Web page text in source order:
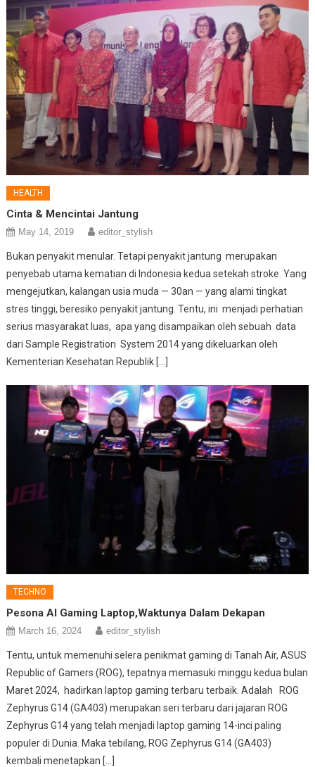
HEALTH
Cinta & Mencintai Jantung
May 14, 2019 editor_stylish
Bukan penyakit menular. Tetapi penyakit jantung merupakan
penyebab utama kematian di Indonesia kedua setekah stroke. Yang
mengejutkan, kalangan usia muda — 30an — yang alami tingkat
stres tinggi, beresiko penyakit jantung. Tentu, ini menjadi perhatian
serius masyarakat luas, apa yang disampaikan oleh sebuah data
dari Sample Registration System 2014 yang dikeluarkan oleh
Kementerian Kesehatan Republik […]
TECHNO
Pesona AI Gaming Laptop,Waktunya Dalam Dekapan
March 16, 2024 editor_stylish
Tentu, untuk memenuhi selera penikmat gaming di Tanah Air, ASUS
Republic of Gamers (ROG), tepatnya memasuki minggu kedua bulan
Maret 2024, hadirkan laptop gaming terbaru terbaik. Adalah ROG
Zephyrus G14 (GA403) merupakan seri terbaru dari jajaran ROG
Zephyrus G14 yang telah menjadi laptop gaming 14-inci paling
populer di Dunia. Maka tebilang, ROG Zephyrus G14 (GA403)
kembali menetapkan […]